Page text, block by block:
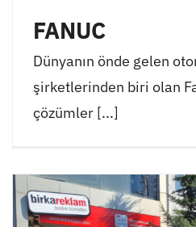
FANUC
Dünyanın önde gelen
şirketlerinden biri olan
çözümler [...]